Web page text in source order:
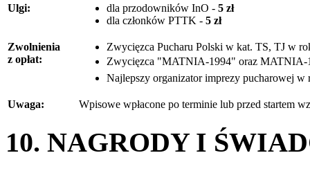
Ulgi:
dla przodowników InO - 5 zł
dla członków PTTK - 5 zł
Zwolnienia
z opłat:
Zwycięzca Pucharu Polski w kat. TS, TJ w
Zwycięzca "MATNIA-1994" oraz MATNIA-
Najlepszy organizator imprezy pucharowej w
Uwaga: Wpisowe wpłacone po terminie lub przed startem
10. NAGRODY I